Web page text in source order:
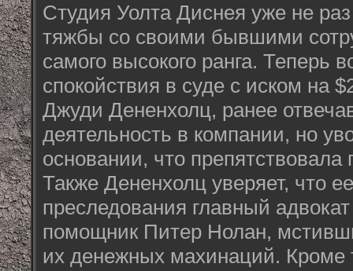
Студия Уолта Диснея уже не
тяжбы со своими бывшими
самого высокого ранга. Теперь
спокойствия в суде с иском на
Джуди Дененхолц, ранее
деятельность в компании, но
основании, что
Также Дененхолц уверяет, что
преследования главный
помощник Питер Нолан,
их денежных махинаций. Кроме